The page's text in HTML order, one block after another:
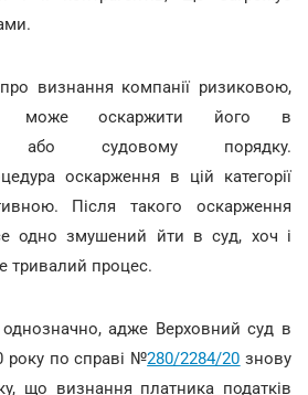
визнання компанії ризиковою,
може оскаржити його в
або судовому порядку.
оскарження в цій категорії
Після такого оскарження
одно змушений йти в суд, хоч і
тривалий процес.
адже Верховний суд в
року по справі №280/2284/20 знову
що визнання платника податків